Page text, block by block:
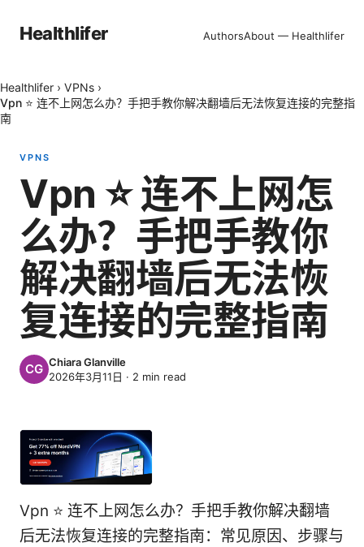
Healthlifer AuthorsAbout — Healthlifer
Healthlifer › VPNs ›
Vpn ⭐ 连不上网怎么办？手把手教你解决翻墙后无法恢复连接的完整指
南
VPNS
Vpn ⭐ 连不上网怎
么办？手把手教你
解决翻墙后无法恢
复连接的完整指南
Chiara Glanville
2026年3月11日 · 2 min read
Vpn ⭐ 连不上网怎么办？手把手教你解决翻墙
后无法恢复连接的完整指南：常见原因、步骤与